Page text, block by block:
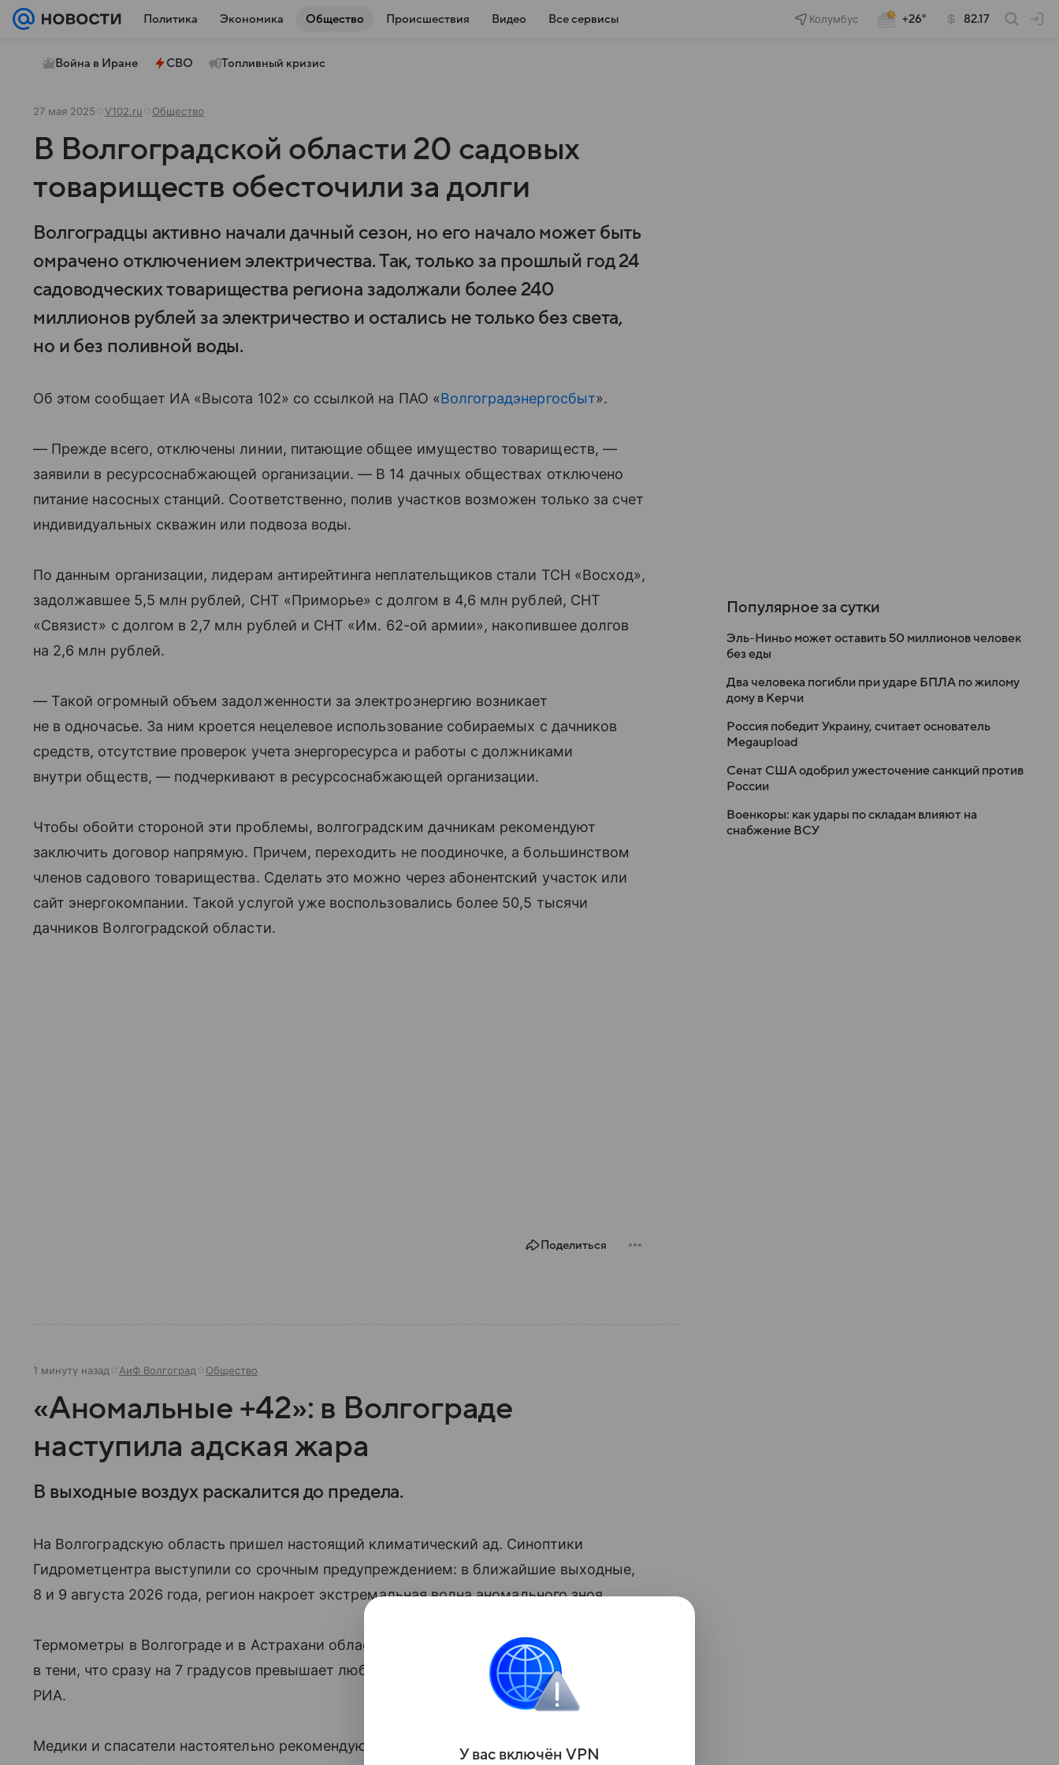
Политика Экономика Общество Происшествия Видео Все сервисы Колумбус +26° 82.17
Война в Иране СВО Топливный кризис
27 мая 2025 V102.ru Общество
В Волгоградской области 20 садовых
товариществ обесточили за долги
Волгоградцы активно начали дачный сезон, но его начало может быть
омрачено отключением электричества. Так, только за прошлый год 24
садоводческих товарищества региона задолжали более 240
миллионов рублей за электричество и остались не только без света,
но и без поливной воды.
Об этом сообщает ИА «Высота 102» со ссылкой на ПАО «Волгоградэнергосбыт».
— Прежде всего, отключены линии, питающие общее имущество товариществ, —
заявили в ресурсоснабжающей организации. — В 14 дачных обществах отключено
питание насосных станций. Соответственно, полив участков возможен только за счет
индивидуальных скважин или подвоза воды.
По данным организации, лидерам антирейтинга неплательщиков стали ТСН «Восход»,
задолжавшее 5,5 млн рублей, СНТ «Приморье» с долгом в 4,6 млн рублей, СНТ
«Связист» с долгом в 2,7 млн рублей и СНТ «Им. 62-ой армии», накопившее долгов
на 2,6 млн рублей.
— Такой огромный объем задолженности за электроэнергию возникает
не в одночасье. За ним кроется нецелевое использование собираемых с дачников
средств, отсутствие проверок учета энергоресурса и работы с должниками
внутри обществ, — подчеркивают в ресурсоснабжающей организации.
Чтобы обойти стороной эти проблемы, волгоградским дачникам рекомендуют
заключить договор напрямую. Причем, переходить не поодиночке, а большинством
членов садового товарищества. Сделать это можно через абонентский участок или
сайт энергокомпании. Такой услугой уже воспользовались более 50,5 тысячи
дачников Волгоградской области.
Поделиться
1 минуту назад АиФ Волгоград Общество
«Аномальные +42»: в Волгограде
наступила адская жара
В выходные воздух раскалится до предела.
На Волгоградскую область пришел настоящий климатический ад. Синоптики
Гидрометцентра выступили со срочным предупреждением: в ближайшие выходные,
8 и 9 августа 2026 года, регион накроет экстремальная волна аномального зноя.
Термометры в Волгограде и в Астрахани области покажут страшные +42 градуса
в тени, что сразу на 7 градусов превышает любые климатические нормы, — пишет
РИА.
Медики и спасатели настоятельно рекомендуют волгоградцам отказаться от поездок
Популярное за сутки
Эль-Ниньо может оставить 50 миллионов человек
без еды
Два человека погибли при ударе БПЛА по жилому
дому в Керчи
Россия победит Украину, считает основатель
Megaupload
Сенат США одобрил ужесточение санкций против
России
Военкоры: как удары по складам влияют на
снабжение ВСУ
У вас включён VPN